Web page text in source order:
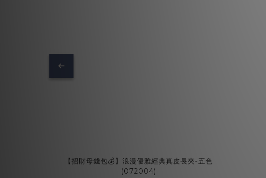
【招財母錢包💰】浪漫優雅經典真皮長夾-五色
(072004)